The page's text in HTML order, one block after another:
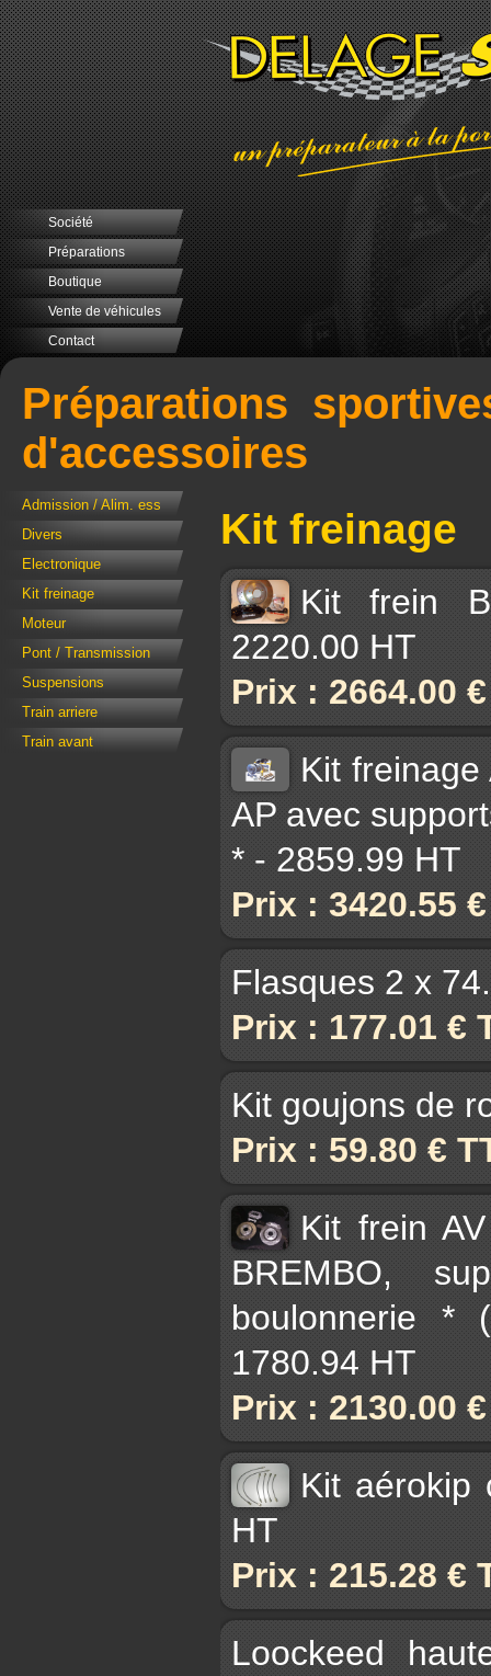
Société
Préparations
Boutique
Vente de véhicules
Contact
Préparations
d'accessoires
Admission / Alim. ess
Divers
Electronique
Kit freinage
Moteur
Pont / Transmission
Suspensions
Train arriere
Train avant
Kit freinage
Kit frein
2220.00 HT
Prix : 2664.00
Kit
AP avec
* - 2859.99 HT
Prix : 3420.55
Flasques 2 x
Prix : 177.01 €
Kit goujons de
Prix : 59.80 €
Kit frein
BREMBO,
boulonnerie *
1780.94 HT
Prix : 2130.00
Kit aérokip
HT
Prix : 215.28 €
Loockeed